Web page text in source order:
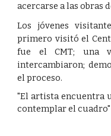
acercarse a las obras
Los jóvenes
primero visitó el
fue el CMT; una
intercambiaron;
el proceso.
"El artista encuentra
contemplar el